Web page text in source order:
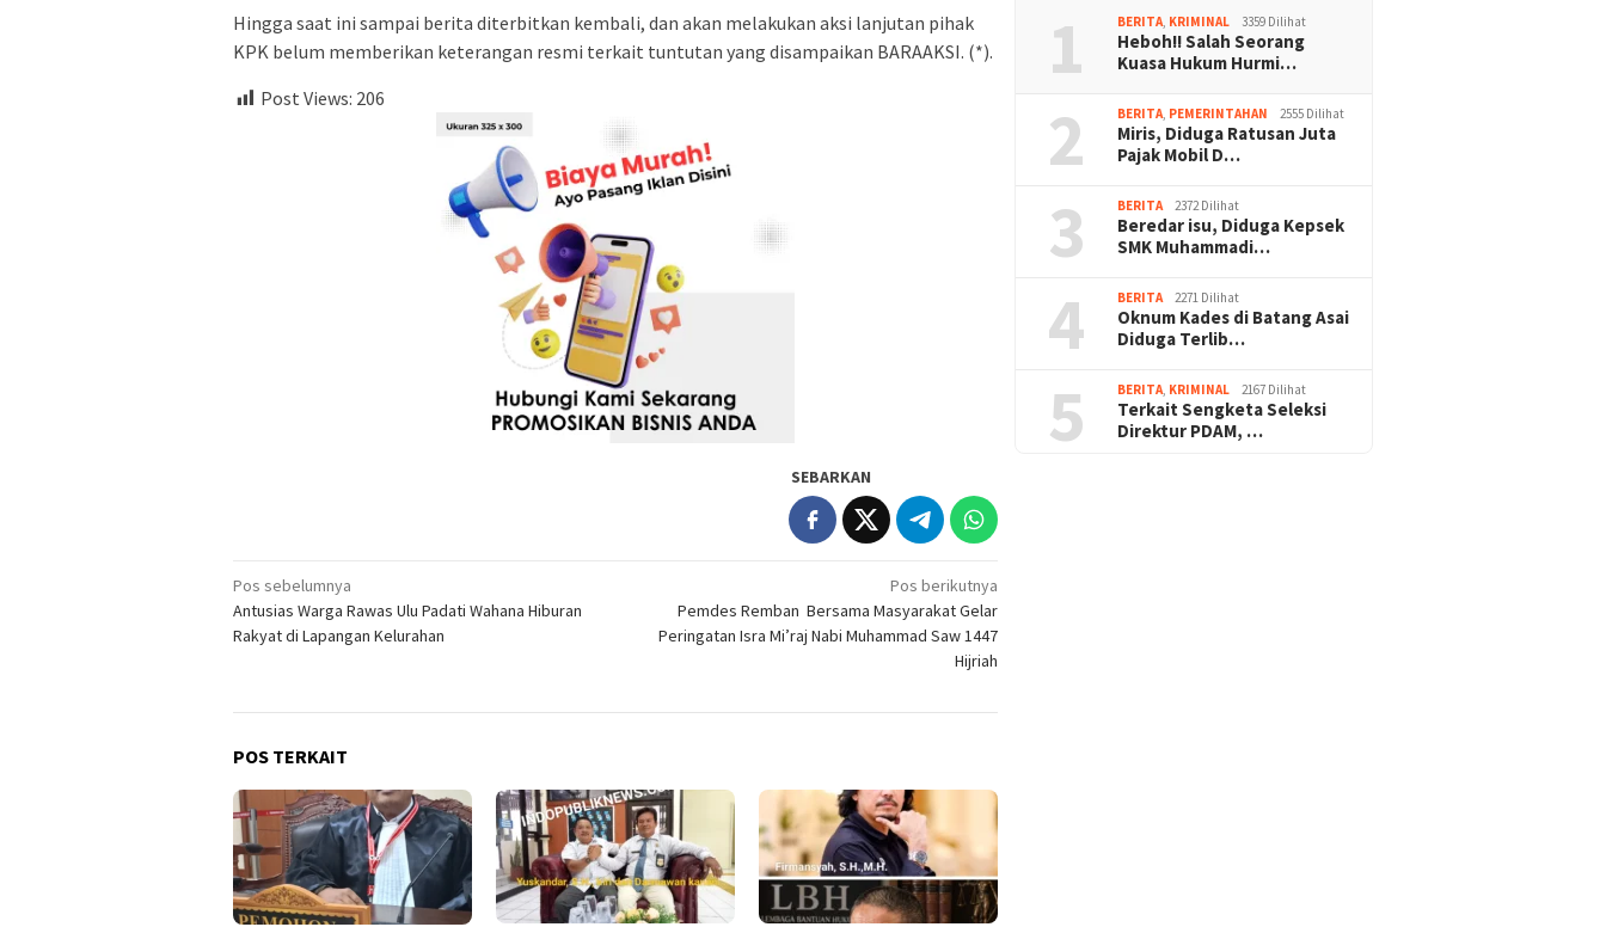
Hingga saat ini sampai berita diterbitkan kembali, dan akan melakukan aksi lanjutan pihak
KPK belum memberikan keterangan resmi terkait tuntutan yang disampaikan BARAAKSI. (*).
Post Views: 206
SEBARKAN
Navigasi
pos
Pos sebelumnya
Antusias Warga Rawas Ulu Padati Wahana Hiburan
Rakyat di Lapangan Kelurahan
Pos berikutnya
Pemdes Remban Bersama Masyarakat Gelar
Peringatan Isra Mi’raj Nabi Muhammad Saw 1447
Hijriah
POS TERKAIT
1 BERITA KRIMINAL 3359 Dilihat
Heboh!! Salah Seorang
Kuasa Hukum Hurmi…
2 BERITA PEMERINTAHAN 2555 Dilihat
Miris, Diduga Ratusan Juta
Pajak Mobil D…
3 BERITA 2372 Dilihat
Beredar isu, Diduga Kepsek
SMK Muhammadi…
4 BERITA 2271 Dilihat
Oknum Kades di Batang Asai
Diduga Terlib…
5 BERITA KRIMINAL 2167 Dilihat
Terkait Sengketa Seleksi
Direktur PDAM, …